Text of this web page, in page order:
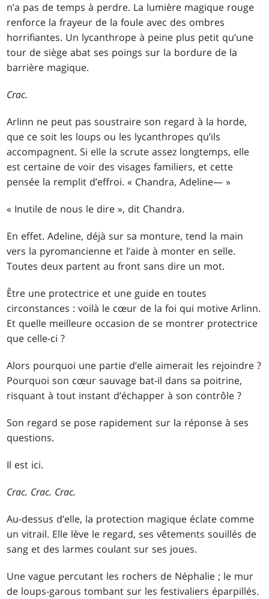
n’a pas de temps à perdre. La lumière magique rouge
renforce la frayeur de la foule avec des ombres
horrifiantes. Un lycanthrope à peine plus petit qu’une
tour de siège abat ses poings sur la bordure de la
barrière magique.
Crac.
Arlinn ne peut pas soustraire son regard à la horde,
que ce soit les loups ou les lycanthropes qu’ils
accompagnent. Si elle la scrute assez longtemps, elle
est certaine de voir des visages familiers, et cette
pensée la remplit d’effroi. « Chandra, Adeline— »
« Inutile de nous le dire », dit Chandra.
En effet. Adeline, déjà sur sa monture, tend la main
vers la pyromancienne et l’aide à monter en selle.
Toutes deux partent au front sans dire un mot.
Être une protectrice et une guide en toutes
circonstances : voilà le cœur de la foi qui motive Arlinn.
Et quelle meilleure occasion de se montrer protectrice
que celle-ci ?
Alors pourquoi une partie d’elle aimerait les rejoindre ?
Pourquoi son cœur sauvage bat-il dans sa poitrine,
risquant à tout instant d’échapper à son contrôle ?
Son regard se pose rapidement sur la réponse à ses
questions.
Il est ici.
Crac. Crac. Crac.
Au-dessus d’elle, la protection magique éclate comme
un vitrail. Elle lève le regard, ses vêtements souillés de
sang et des larmes coulant sur ses joues.
Une vague percutant les rochers de Néphalie ; le mur
de loups-garous tombant sur les festivaliers éparpillés.